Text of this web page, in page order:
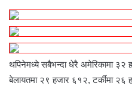
थपिनेमध्ये सबैभन्दा धेरै अमेरिकामा
बेलायतमा २९ हजार ६१२, टर्कीमा